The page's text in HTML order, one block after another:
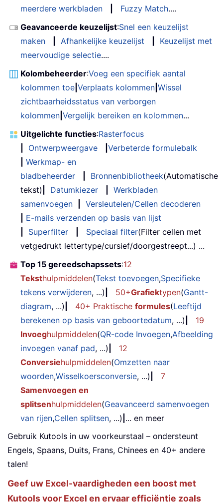
meerdere werkbladen
Fuzzy Match....
Geavanceerde keuzelijst:Snel een keuzelijst
maken
Afhankelijke keuzelijst
Keuzelijst met
meervoudige selectie....
Kolombeheerder:Voeg een specifiek aantal
kolommen toe Verplaats kolommen Wissel
zichtbaarheidsstatus van verborgen
kolommen Vergelijk bereiken en kolommen...
Uitgelichte functies:Rasterfocus
Ontwerpweergave
Verbeterde formulebalk
Werkmap- en
bladbeheerder
Bronnenbibliotheek(Automatische
tekst)
Datumkiezer
Werkbladen
samenvoegen
Versleutelen/Cellen decoderen
E-mails verzenden op basis van lijst
Superfilter Speciaal filter(Filter cellen met
vetgedrukt lettertype/cursief/doorgestreept...) ...
Top 15 gereedschapssets:12
Teksthulpmiddelen(Tekst toevoegen,Specifieke
tekens verwijderen, ...) 50+Grafiektypen(Gantt-
diagram, ...) 40+ Praktische formules(Leeftijd
berekenen op basis van geboortedatum, ...)
19
Invoeghulpmiddelen(QR-code Invoegen,Afbeelding
invoegen vanaf pad, ...)
12
Conversiehulpmiddelen(Omzetten naar
woorden,Wisselkoersconversie, ...)
7
Samenvoegen en
splitsenhulpmiddelen(Geavanceerd samenvoegen
van rijen,Cellen splitsen, ...) ... en meer
Gebruik Kutools in uw voorkeurstaal – ondersteunt
Engels, Spaans, Duits, Frans, Chinees en 40+ andere
talen!
Geef uw Excel-vaardigheden een boost met
Kutools voor Excel en ervaar efficiëntie zoals